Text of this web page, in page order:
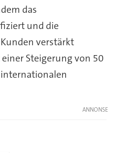
das
und die
verstärkt
Steigerung von 50